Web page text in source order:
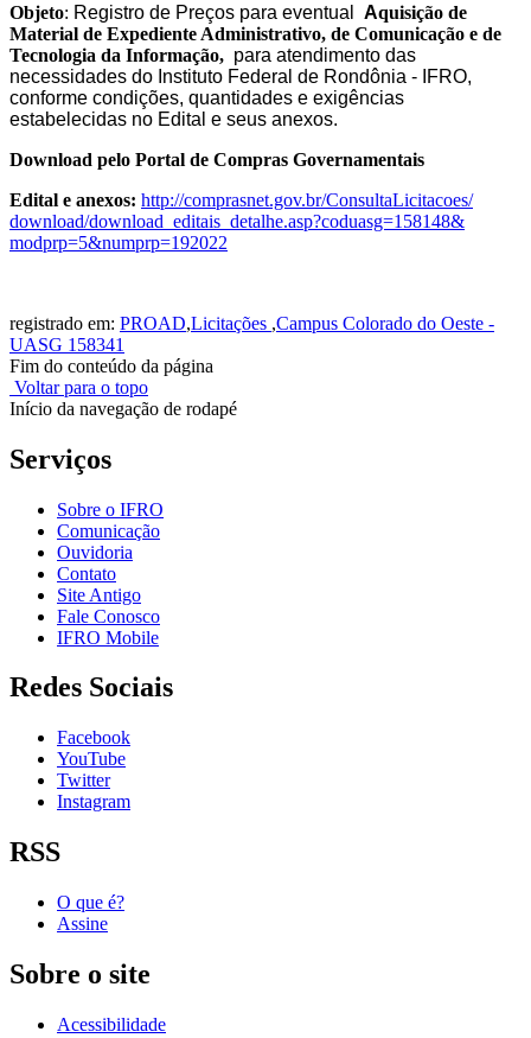
Objeto: Registro de Preços para eventual Aquisição de
Material de Expediente Administrativo, de Comunicação e de
Tecnologia da Informação, para atendimento das
necessidades do Instituto Federal de Rondônia - IFRO,
conforme condições, quantidades e exigências
estabelecidas no Edital e seus anexos.
Download pelo Portal de Compras Governamentais
Edital e anexos: http://comprasnet.gov.br/ConsultaLicitacoes/
download/download_editais_ detalhe.asp?coduasg=158148&
modprp=5&numprp=192022
registrado em: PROAD,Licitações ,Campus Colorado do Oeste -
UASG 158341
Fim do conteúdo da página
Voltar para o topo
Início da navegação de rodapé
Serviços
Sobre o IFRO
Comunicação
Ouvidoria
Contato
Site Antigo
Fale Conosco
IFRO Mobile
Redes Sociais
Facebook
YouTube
Twitter
Instagram
RSS
O que é?
Assine
Sobre o site
Acessibilidade